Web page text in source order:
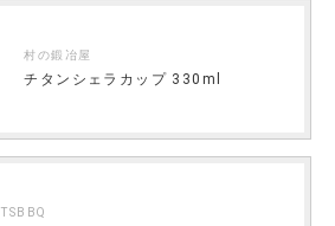
村の鍛冶屋
チタンシェラカップ 330ml
TSBBQ